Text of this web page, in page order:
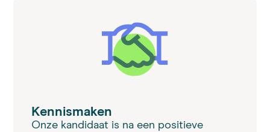
Kennismaken
Onze kandidaat is na een positieve